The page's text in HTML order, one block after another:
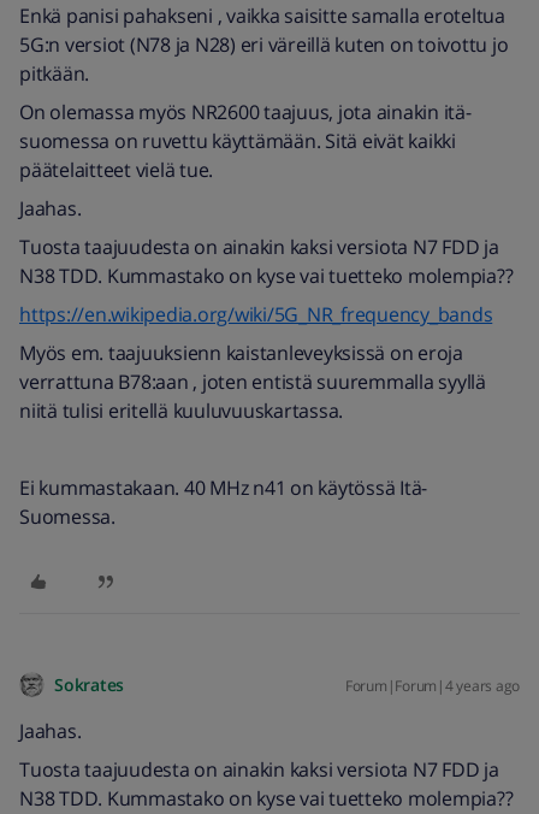
Enkä panisi pahakseni , vaikka saisitte samalla eroteltua
5G:n versiot (N78 ja N28) eri väreillä kuten on toivottu jo
pitkään.
On olemassa myös NR2600 taajuus, jota ainakin itä-
suomessa on ruvettu käyttämään. Sitä eivät kaikki
päätelaitteet vielä tue.
Jaahas.
Tuosta taajuudesta on ainakin kaksi versiota N7 FDD ja
N38 TDD. Kummastako on kyse vai tuetteko molempia??
https://en.wikipedia.org/wiki/5G_NR_frequency_bands
Myös em. taajuuksienn kaistanleveyksissä on eroja
verrattuna B78:aan , joten entistä suuremmalla syyllä
niitä tulisi eritellä kuuluvuuskartassa.
Ei kummastakaan. 40 MHz n41 on käytössä Itä-
Suomessa.
Sokrates Forum|Forum|4 years ago
Jaahas.
Tuosta taajuudesta on ainakin kaksi versiota N7 FDD ja
N38 TDD. Kummastako on kyse vai tuetteko molempia??